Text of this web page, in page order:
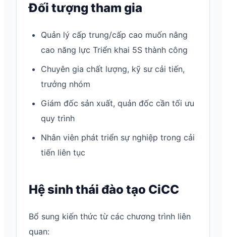
Đối tượng tham gia
Quản lý cấp trung/cấp cao muốn nâng
cao năng lực Triển khai 5S thành công
Chuyên gia chất lượng, kỹ sư cải tiến,
trưởng nhóm
Giám đốc sản xuất, quản đốc cần tối ưu
quy trình
Nhân viên phát triển sự nghiệp trong cải
tiến liên tục
Hệ sinh thái đào tạo CiCC
Bổ sung kiến thức từ các chương trình liên
quan: